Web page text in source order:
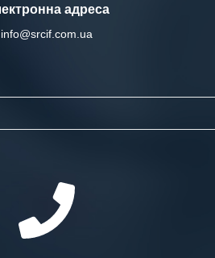
адреса
info@srcif.com.ua